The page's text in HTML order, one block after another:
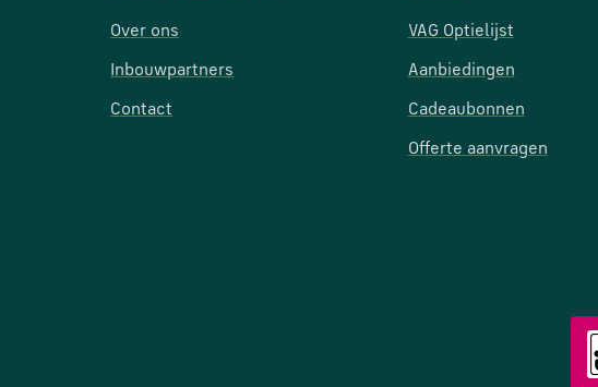
Over ons
Inbouwpartners
Contact
VAG Optielijst
Aanbiedingen
Cadeaubonnen
Offerte aanvragen